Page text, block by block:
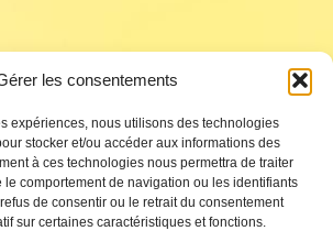
les consentements
expériences, nous utilisons des technologies
stocker et/ou accéder aux informations des
à ces technologies nous permettra de traiter
comportement de navigation ou les identifiants
de consentir ou le retrait du consentement
sur certaines caractéristiques et fonctions.